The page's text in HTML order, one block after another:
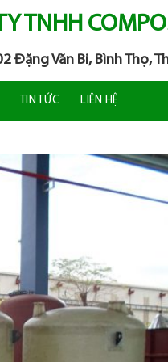
TNHH
Đặng Văn Bi, Bình Thọ,
TIN TỨC LIÊN HỆ